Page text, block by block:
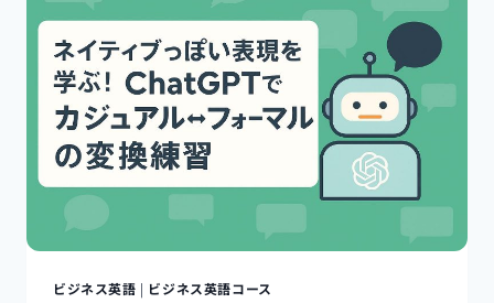
の
「言
い
換
え」
練
習
力
ビジネス英語 | ビジネス英語コース